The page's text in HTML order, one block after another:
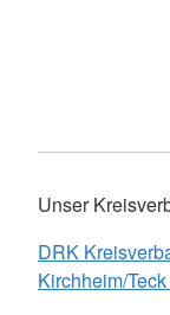
Unser
DRK
Kirchheim/Teck